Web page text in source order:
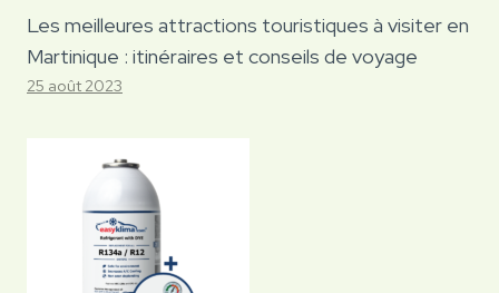
Les meilleures attractions touristiques à visiter en
Martinique : itinéraires et conseils de voyage
25 août 2023